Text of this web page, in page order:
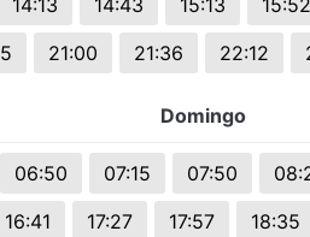
14:13 14:43 15:13 15:52
21:00 21:36 22:12
Domingo
06:50 07:15 07:50
16:41 17:27 17:57 18:35